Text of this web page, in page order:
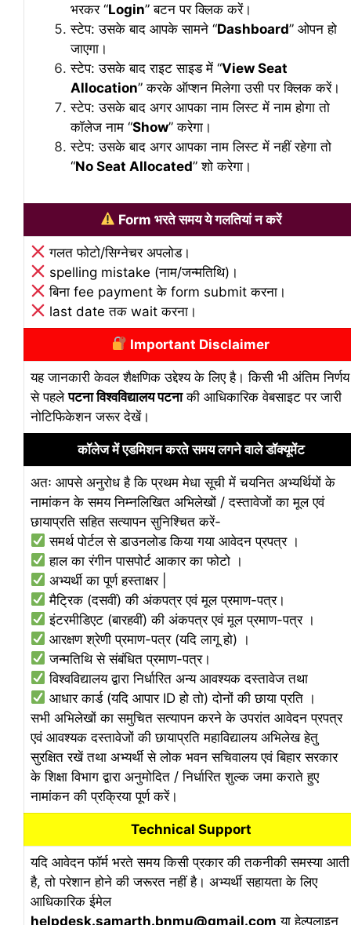
भरकर “Login” बटन पर क्लिक करें।
स्टेप: उसके बाद आपके सामने “Dashboard” ओपन हो
जाएगा।
स्टेप: उसके बाद राइट साइड में “View Seat
Allocation” करके ऑप्शन मिलेगा उसी पर क्लिक करें।
स्टेप: उसके बाद अगर आपका नाम लिस्ट में नाम होगा तो
कॉलेज नाम “Show” करेगा।
स्टेप: उसके बाद अगर आपका नाम लिस्ट में नहीं रहेगा तो
“No Seat Allocated” शो करेगा।
Form भरते समय ये गलतियां न करें
गलत फोटो/सिग्नेचर अपलोड।
spelling mistake (नाम/जन्मतिथि)।
बिना fee payment के form submit करना।
last date तक wait करना।
Important Disclaimer
यह जानकारी केवल शैक्षणिक उद्देश्य के लिए है। किसी भी अंतिम निर्णय
से पहलेपटना विश्वविद्यालय पटनाकी आधिकारिक वेबसाइट पर जारी
नोटिफिकेशन जरूर देखें।
कॉलेज में एडमिशन करते समय लगने वाले डॉक्यूमेंट
अतः आपसे अनुरोध है कि प्रथम मेधा सूची में चयनित अभ्यर्थियों के
नामांकन के समय निम्नलिखित अभिलेखों / दस्तावेजों का मूल एवं
छायाप्रति सहित सत्यापन सुनिश्चित करें-
समर्थ पोर्टल से डाउनलोड किया गया आवेदन प्रपत्र ।
हाल का रंगीन पासपोर्ट आकार का फोटो ।
अभ्यर्थी का पूर्ण हस्ताक्षर |
मैट्रिक (दसवीं) की अंकपत्र एवं मूल प्रमाण-पत्र।
इंटरमीडिएट (बारहवीं) की अंकपत्र एवं मूल प्रमाण-पत्र ।
आरक्षण श्रेणी प्रमाण-पत्र (यदि लागू हो) ।
जन्मतिथि से संबंधित प्रमाण-पत्र।
विश्वविद्यालय द्वारा निर्धारित अन्य आवश्यक दस्तावेज तथा
आधार कार्ड (यदि आपार ID हो तो) दोनों की छाया प्रति ।
सभी अभिलेखों का समुचित सत्यापन करने के उपरांत आवेदन प्रपत्र
एवं आवश्यक दस्तावेजों की छायाप्रति महाविद्यालय अभिलेख हेतु
सुरक्षित रखें तथा अभ्यर्थी से लोक भवन सचिवालय एवं बिहार सरकार
के शिक्षा विभाग द्वारा अनुमोदित / निर्धारित शुल्क जमा कराते हुए
नामांकन की प्रक्रिया पूर्ण करें।
Technical Support
यदि आवेदन फॉर्म भरते समय किसी प्रकार की तकनीकी समस्या आती
है, तो परेशान होने की जरूरत नहीं है। अभ्यर्थी सहायता के लिए
आधिकारिक ईमेल
helpdesk.samarth.bnmu@gmail.com या हेल्पलाइन